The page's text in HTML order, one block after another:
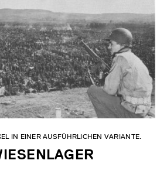
IN EINER AUSFÜHRLICHEN VARIANTE.